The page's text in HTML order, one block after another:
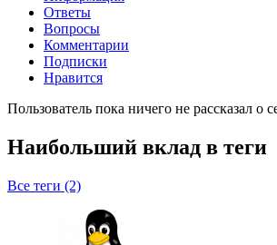
Ответы
Вопросы
Комментарии
Подписки
Нравится
Пользователь пока ничего не рассказал о
Наибольший вклад в теги
Все теги (2)